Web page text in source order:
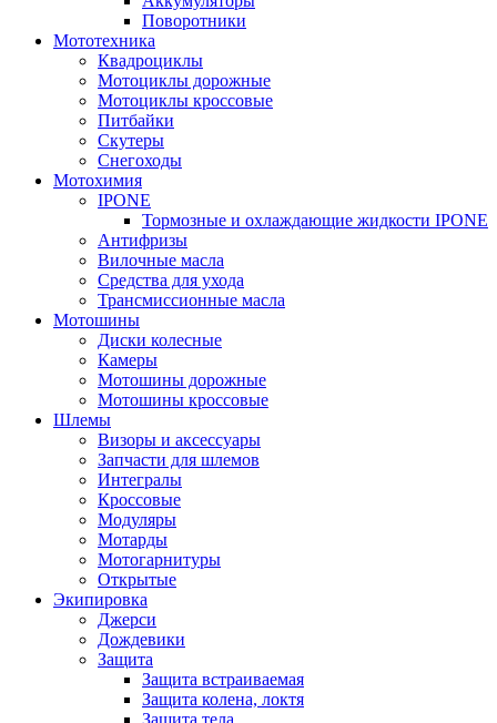
Поворотники
Мототехника
Квадроциклы
Мотоциклы дорожные
Мотоциклы кроссовые
Питбайки
Скутеры
Снегоходы
Мотохимия
IPONE
Тормозные и охлаждающие жидкости IPONE
Антифризы
Вилочные масла
Средства для ухода
Трансмиссионные масла
Мотошины
Диски колесные
Камеры
Мотошины дорожные
Мотошины кроссовые
Шлемы
Визоры и аксессуары
Запчасти для шлемов
Интегралы
Кроссовые
Модуляры
Мотарды
Мотогарнитуры
Открытые
Экипировка
Джерси
Дождевики
Защита
Защита встраиваемая
Защита колена, локтя
Защита тела